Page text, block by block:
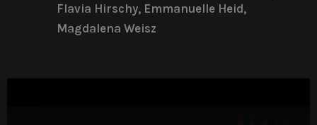
Flavia Hirschy, Emmanuelle Heid,
Magdalena Weisz